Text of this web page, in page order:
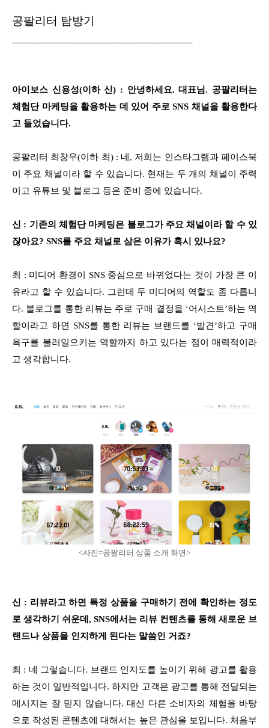
공팔리터 탐방기
아이보스 신용성(이하 신) : 안녕하세요. 대표님. 공팔리터는
체험단 마케팅을 활용하는 데 있어 주로 SNS 채널을 활용한다
고 들었습니다.
공팔리터 최창우(이하 최) : 네, 저희는 인스타그램과 페이스북
이 주요 채널이라 할 수 있습니다. 현재는 두 개의 채널이 주력
이고 유튜브 및 블로그 등은 준비 중에 있습니다.
신 : 기존의 체험단 마케팅은 블로그가 주요 채널이라 할 수 있
잖아요? SNS를 주요 채널로 삼은 이유가 혹시 있나요?
최 : 미디어 환경이 SNS 중심으로 바뀌었다는 것이 가장 큰 이
유라고 할 수 있습니다. 그런데 두 미디어의 역할도 좀 다릅니
다. 블로그를 통한 리뷰는 주로 구매 결정을 ‘어시스트’하는 역
할이라고 하면 SNS를 통한 리뷰는 브랜드를 ‘발견’하고 구매
욕구를 불러일으키는 역할까지 하고 있다는 점이 매력적이라
고 생각합니다.
<사진=공팔리터 상품 소개 화면>
신 : 리뷰라고 하면 특정 상품을 구매하기 전에 확인하는 정도
로 생각하기 쉬운데, SNS에서는 리뷰 컨텐츠를 통해 새로운 브
랜드나 상품을 인지하게 된다는 말씀인 거죠?
최 : 네 그렇습니다. 브랜드 인지도를 높이기 위해 광고를 활용
하는 것이 일반적입니다. 하지만 고객은 광고를 통해 전달되는
메시지는 잘 믿지 않습니다. 대신 다른 소비자의 체험을 바탕
으로 작성된 콘텐츠에 대해서는 높은 관심을 보입니다. 처음부